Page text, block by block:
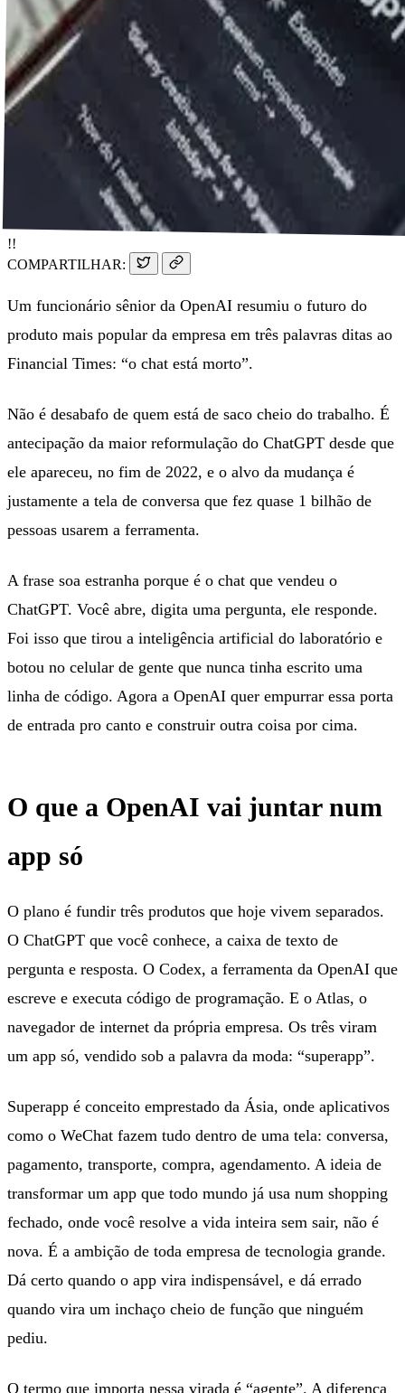
!!
COMPARTILHAR:
Um funcionário sênior da OpenAI resumiu o futuro do
produto mais popular da empresa em três palavras ditas ao
Financial Times: “o chat está morto”.
Não é desabafo de quem está de saco cheio do trabalho. É
antecipação da maior reformulação do ChatGPT desde que
ele apareceu, no fim de 2022, e o alvo da mudança é
justamente a tela de conversa que fez quase 1 bilhão de
pessoas usarem a ferramenta.
A frase soa estranha porque é o chat que vendeu o
ChatGPT. Você abre, digita uma pergunta, ele responde.
Foi isso que tirou a inteligência artificial do laboratório e
botou no celular de gente que nunca tinha escrito uma
linha de código. Agora a OpenAI quer empurrar essa porta
de entrada pro canto e construir outra coisa por cima.
O que a OpenAI vai juntar num
app só
O plano é fundir três produtos que hoje vivem separados.
O ChatGPT que você conhece, a caixa de texto de
pergunta e resposta. O Codex, a ferramenta da OpenAI que
escreve e executa código de programação. E o Atlas, o
navegador de internet da própria empresa. Os três viram
um app só, vendido sob a palavra da moda: “superapp”.
Superapp é conceito emprestado da Ásia, onde aplicativos
como o WeChat fazem tudo dentro de uma tela: conversa,
pagamento, transporte, compra, agendamento. A ideia de
transformar um app que todo mundo já usa num shopping
fechado, onde você resolve a vida inteira sem sair, não é
nova. É a ambição de toda empresa de tecnologia grande.
Dá certo quando o app vira indispensável, e dá errado
quando vira um inchaço cheio de função que ninguém
pediu.
O termo que importa nessa virada é “agente”. A diferença